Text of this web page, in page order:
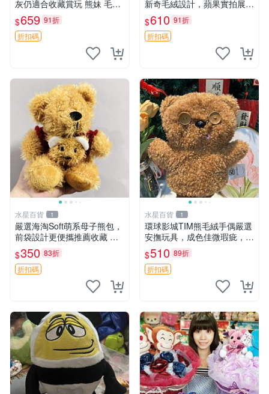
灰仍適合收藏賞玩 熊妹 毛絨
玩具 浮雕熊
$659 91折
折扣碼
新奇毛絨設計，蘋果實拍展
示，成色極佳 晚安香薰 馮娃
娃 毛絨玩偶
$610 91折
折扣碼
水星百貨 1
嚴選海淘Soft萌系母子熊包，
前袋設計更便攜推薦收藏 母
子熊 軟綿綿 包包
$350 83折
折扣碼
水星百貨 1
環球影城TIM熊毛絨手偶嚴選
安撫玩具，成色佳微瑕疵，贈
小禮物超值優惠 TIM熊 毛絨
手偶 安撫 toy 嚴選
$510 89折
折扣碼